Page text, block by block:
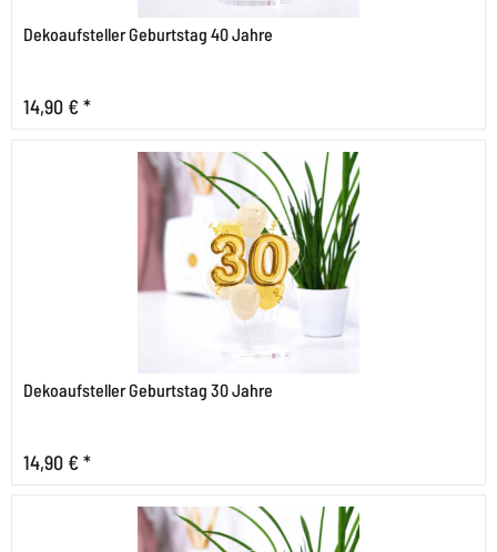
Dekoaufsteller Geburtstag 40 Jahre
14,90 € *
Dekoaufsteller Geburtstag 30 Jahre
14,90 € *